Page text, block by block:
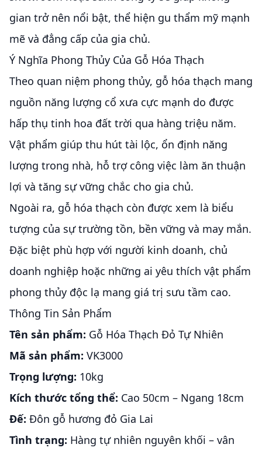
gian trở nên nổi bật, thể hiện gu thẩm mỹ mạnh
mẽ và đẳng cấp của gia chủ.
Ý Nghĩa Phong Thủy Của Gỗ Hóa Thạch
Theo quan niệm phong thủy, gỗ hóa thạch mang
nguồn năng lượng cổ xưa cực mạnh do được
hấp thụ tinh hoa đất trời qua hàng triệu năm.
Vật phẩm giúp thu hút tài lộc, ổn định năng
lượng trong nhà, hỗ trợ công việc làm ăn thuận
lợi và tăng sự vững chắc cho gia chủ.
Ngoài ra, gỗ hóa thạch còn được xem là biểu
tượng của sự trường tồn, bền vững và may mắn.
Đặc biệt phù hợp với người kinh doanh, chủ
doanh nghiệp hoặc những ai yêu thích vật phẩm
phong thủy độc lạ mang giá trị sưu tầm cao.
Thông Tin Sản Phẩm
Tên sản phẩm: Gỗ Hóa Thạch Đỏ Tự Nhiên
Mã sản phẩm: VK3000
Trọng lượng: 10kg
Kích thước tổng thể: Cao 50cm – Ngang 18cm
Đế: Đôn gỗ hương đỏ Gia Lai
Tình trạng: Hàng tự nhiên nguyên khối – vân